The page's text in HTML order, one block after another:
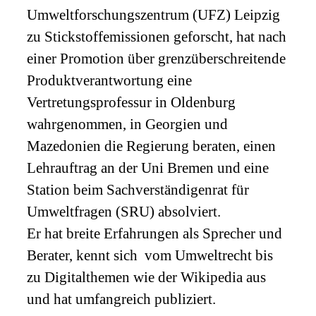
Umweltforschungszentrum (UFZ) Leipzig
zu Stickstoffemissionen geforscht, hat nach
einer Promotion über grenzüberschreitende
Produktverantwortung eine
Vertretungsprofessur in Oldenburg
wahrgenommen, in Georgien und
Mazedonien die Regierung beraten, einen
Lehrauftrag an der Uni Bremen und eine
Station beim Sachverständigenrat für
Umweltfragen (SRU) absolviert.
Er hat breite Erfahrungen als Sprecher und
Berater, kennt sich vom Umweltrecht bis
zu Digitalthemen wie der Wikipedia aus
und hat umfangreich publiziert.